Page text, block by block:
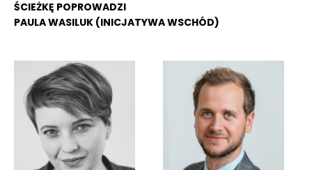
ŚCIEŻKĘ POPROWADZI
PAULA WASILUK (INICJATYWA WSCHÓD)